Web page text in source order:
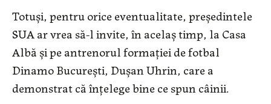
Totuși, pentru orice eventualitate, președintele
SUA ar vrea să-l invite, în acelaș timp, la Casa
Albă și pe antrenorul formației de fotbal
Dinamo București, Dușan Uhrin, care a
demonstrat că înțelege bine ce spun câinii.